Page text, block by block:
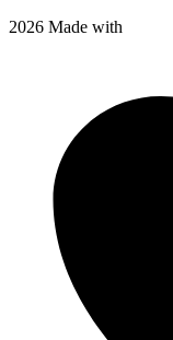
2026 Made with